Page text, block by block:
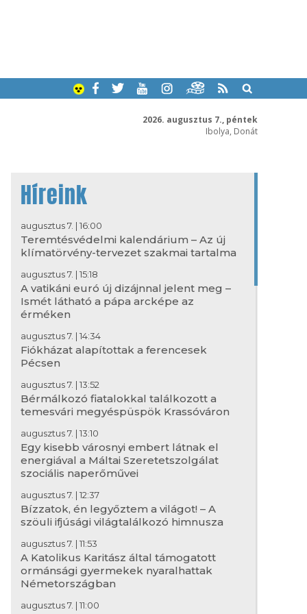
2026. augusztus 7., péntek
Ibolya, Donát
Leó pápa homíliája Assisiben: A
Krisztust követve mi magunk is
Híreink
augusztus 7. | 16:00
Teremtésvédelmi kalendárium – Az új
klímatörvény-tervezet szakmai tartalma
augusztus 7. | 15:18
A vatikáni euró új dizájnnal jelent meg –
Ismét látható a pápa arcképe az
érméken
augusztus 7. | 14:34
Fiókházat alapítottak a ferencesek
Pécsen
augusztus 7. | 13:52
Bérmálkozó fiatalokkal találkozott a
temesvári megyéspüspök Krassóváron
augusztus 7. | 13:10
Egy kisebb városnyi embert látnak el
energiával a Máltai Szeretetszolgálat
szociális naperőművei
augusztus 7. | 12:37
Bízzatok, én legyőztem a világot! – A
szöuli ifjúsági világtalálkozó himnusza
augusztus 7. | 11:53
A Katolikus Karitász által támogatott
ormánsági gyermekek nyaralhattak
Németországban
augusztus 7. | 11:00